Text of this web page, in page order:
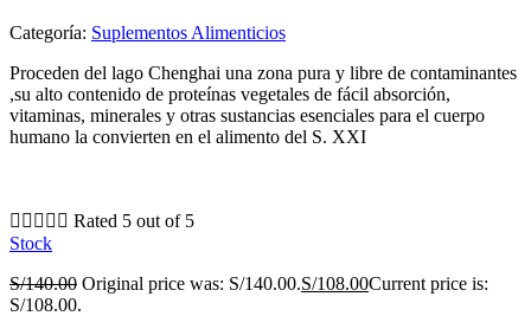
Categoría: Suplementos Alimenticios
Proceden del lago Chenghai una zona pura y libre de contaminantes
,su alto contenido de proteínas vegetales de fácil absorción,
vitaminas, minerales y otras sustancias esenciales para el cuerpo
humano la convierten en el alimento del S. XXI
     Rated 5 out of 5
Stock
S/140.00 Original price was: S/140.00.S/108.00Current price is:
S/108.00.